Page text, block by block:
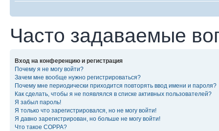
Часто задаваемые
Вход на конференцию и регистрация
Почему я не могу войти?
Зачем мне вообще нужно регистрироваться?
Почему мне периодически приходится повторять ввод имени и пароля?
Как сделать, чтобы я не появлялся в списке активных пользователей?
Я забыл пароль!
Я только что зарегистрировался, но не могу войти!
Я давно зарегистрирован, но больше не могу войти!
Что такое COPPA?